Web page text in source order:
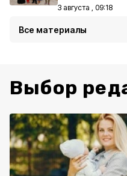
3 августа , 09:18
Все материалы
Выбор